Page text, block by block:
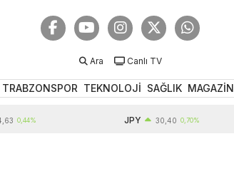
Ara Canlı TV
TRABZONSPOR TEKNOLOJİ SAĞLIK MAGAZİN
30,40 0,70%